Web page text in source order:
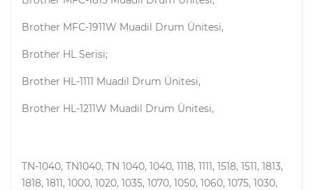
Brother MFC-1911W Muadil Drum Ünitesi,
Brother HL Serisi;
Brother HL-1111 Muadil Drum Ünitesi,
Brother HL-1211W Muadil Drum Ünitesi,
TN-1040, TN1040, TN 1040, 1040, 1118, 1111, 1518, 1511, 1813,
1818, 1811, 1000, 1020, 1035, 1070, 1050, 1060, 1075, 1030,